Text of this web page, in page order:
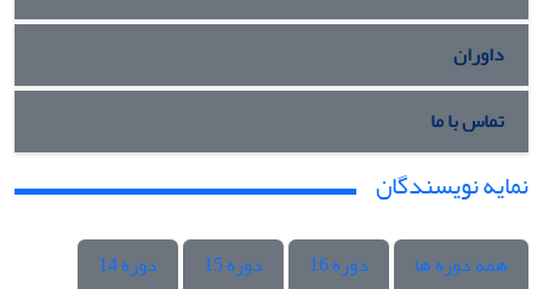
داوران
تماس با ما
نمایه نویسندگان
همه دوره ها دوره 16 دوره 15
دوره 14